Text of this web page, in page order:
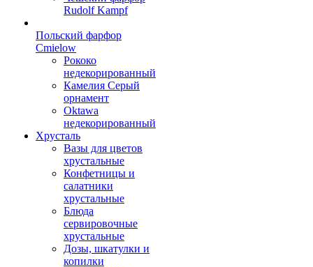
Rudolf Kampf
Польский фарфор
Сmielow
Рококо
недекорированный
Камелия Серый
орнамент
Oktawa
недекорированный
Хрусталь
Вазы для цветов
хрустальные
Конфетницы и
салатники
хрустальные
Блюда
сервировочные
хрустальные
Дозы, шкатулки и
копилки